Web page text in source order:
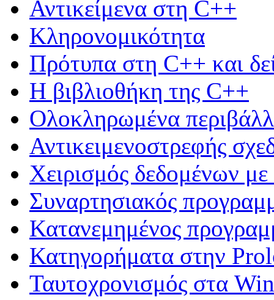
Αντικείμενα στη C++
Κληρονομικότητα
Πρότυπα στη C++ και
Η βιβλιοθήκη της C++
Ολοκληρωμένα
Αντικειμενοστρεφής
Χειρισμός δεδομένων
Συναρτησιακός
Κατανεμημένος
Κατηγορήματα στην
Ταυτοχρονισμός στα